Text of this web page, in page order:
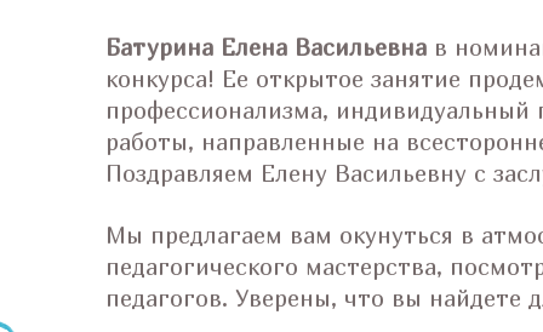
Батурина Елена Васильевна в
конкурса! Ее открытое занятие
профессионализма,
работы, направленные на
Поздравляем Елену Васильевну с
Мы предлагаем вам окунуться в
педагогического мастерства,
педагогов. Уверены, что вы найдете